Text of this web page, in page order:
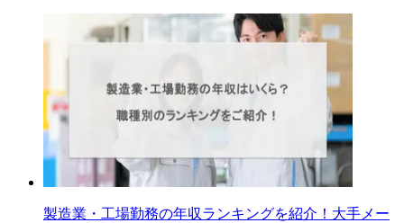
製造業・工場勤務の年収ランキングを紹介！大手メー